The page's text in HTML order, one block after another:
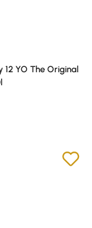
12 YO The Original